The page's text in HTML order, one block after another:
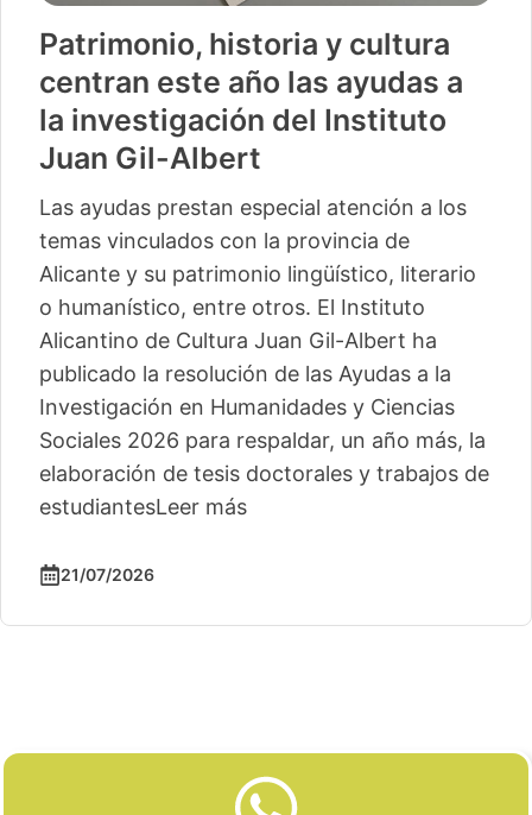
Patrimonio, historia y cultura
centran este año las ayudas a
la investigación del Instituto
Juan Gil-Albert
Las ayudas prestan especial atención a los
temas vinculados con la provincia de
Alicante y su patrimonio lingüístico, literario
o humanístico, entre otros. El Instituto
Alicantino de Cultura Juan Gil-Albert ha
publicado la resolución de las Ayudas a la
Investigación en Humanidades y Ciencias
Sociales 2026 para respaldar, un año más, la
elaboración de tesis doctorales y trabajos de
estudiantesLeer más
21/07/2026